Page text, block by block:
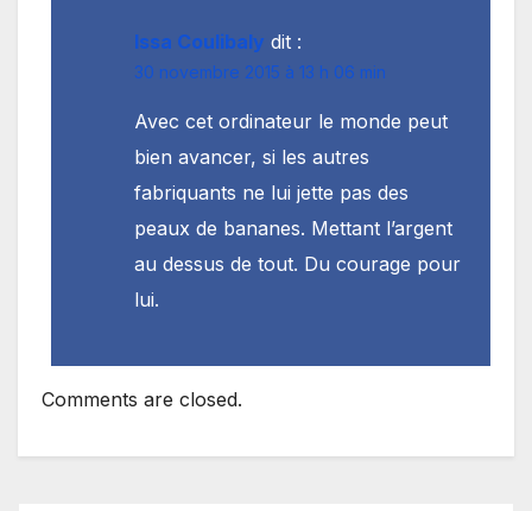
Issa Coulibaly dit :
30 novembre 2015 à 13 h 06 min
Avec cet ordinateur le monde peut
bien avancer, si les autres
fabriquants ne lui jette pas des
peaux de bananes. Mettant l’argent
au dessus de tout. Du courage pour
lui.
Comments are closed.